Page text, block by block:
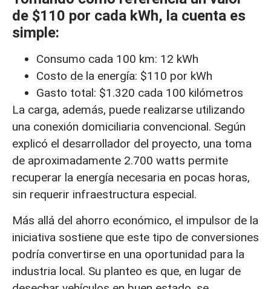
de $110 por cada kWh, la cuenta es
simple:
Consumo cada 100 km: 12 kWh
Costo de la energía: $110 por kWh
Gasto total: $1.320 cada 100 kilómetros
La carga, además, puede realizarse utilizando
una conexión domiciliaria convencional. Según
explicó el desarrollador del proyecto, una toma
de aproximadamente 2.700 watts permite
recuperar la energía necesaria en pocas horas,
sin requerir infraestructura especial.
Más allá del ahorro económico, el impulsor de la
iniciativa sostiene que este tipo de conversiones
podría convertirse en una oportunidad para la
industria local. Su planteo es que, en lugar de